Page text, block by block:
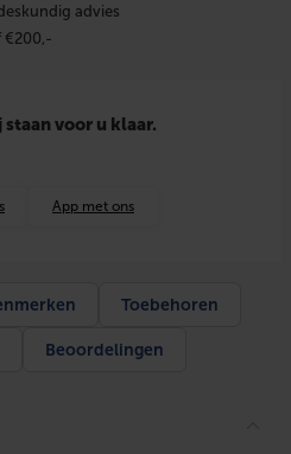
advies
€200,-
staan voor u klaar.
App met ons
Toebehoren
Beoordelingen